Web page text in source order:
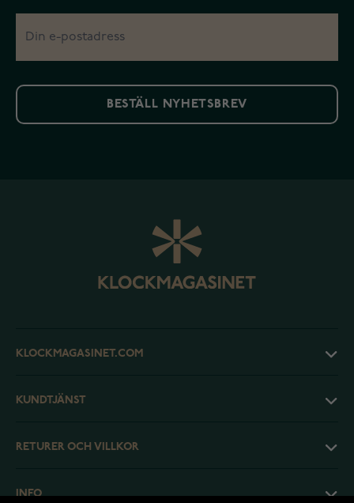
BESTÄLL NYHETSBREV
KLOCKMAGASINET.COM
KUNDTJÄNST
RETURER OCH VILLKOR
INFO